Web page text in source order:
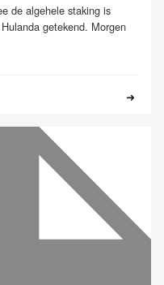
de algehele staking is
getekend. Morgen